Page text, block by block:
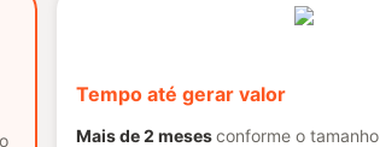
Tempo até gerar valor
Mais de 2 mesesconforme o